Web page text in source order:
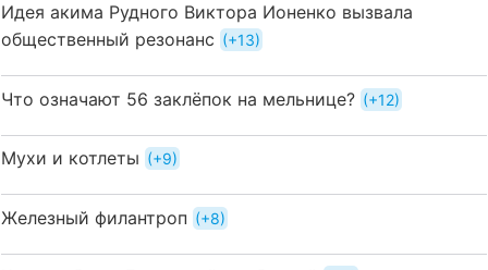
Идея акима Рудного Виктора Ионенко вызвала
общественный резонанс
+13
Что означают 56 заклёпок на мельнице? +12
Мухи и котлеты +9
Железный филантроп +8